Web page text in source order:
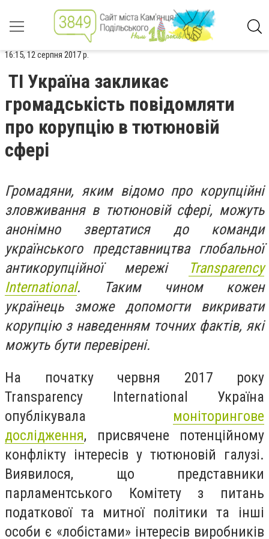
16:15, 12 серпня 2017 р.
ТІ Україна закликає
громадськість повідомляти
про корупцію в тютюновій
сфері
Громадяни, яким відомо про корупційні
зловживання в тютюновій сфері, можуть
анонімно звертатися до команди
українського представництва глобальної
антикорупційної мережі
Transparency
International. Таким чином кожен
українець зможе допомогти викривати
корупцію з наведенням точних фактів, які
можуть бути перевірені.
На початку червня 2017 року
Transparency International Україна
опублікувала моніторингове
дослідження, присвячене потенційному
конфлікту інтересів у тютюновій галузі.
Виявилося, що представники
парламентського Комітету з питань
податкової та митної політики та інші
особи є «лобістами» інтересів виробників